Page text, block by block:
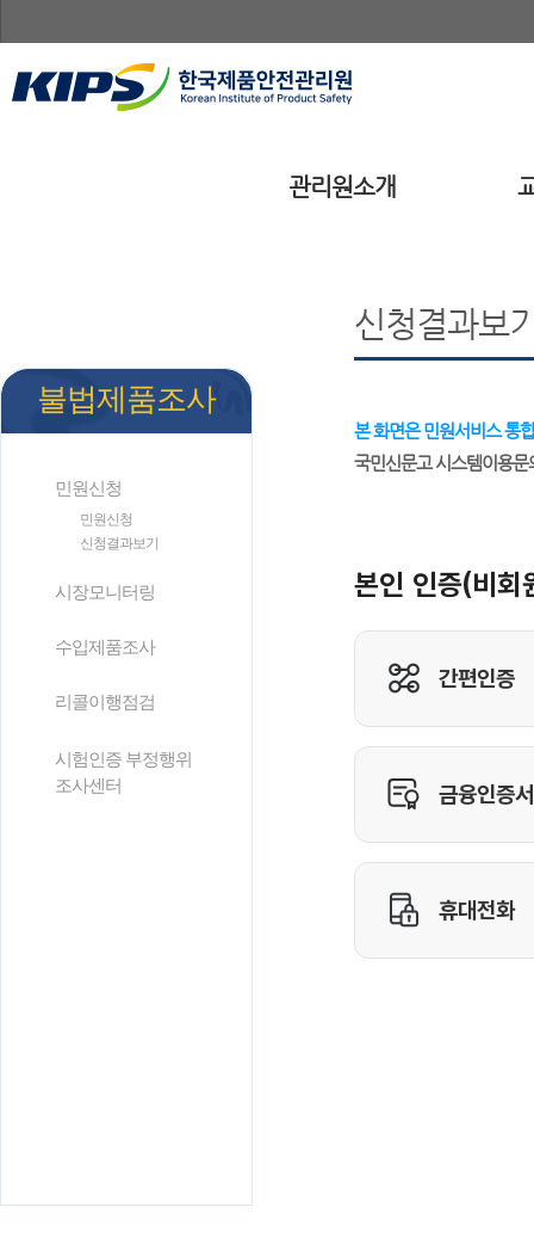
관리원소개
불법제품조사
민원신청
민원신청
신청결과보기
시장모니터링
수입제품조사
리콜이행점검
시험인증 부정행위
조사센터
신청결과보
본 화면은 민원서비스 통
국민신문고 시스템이용